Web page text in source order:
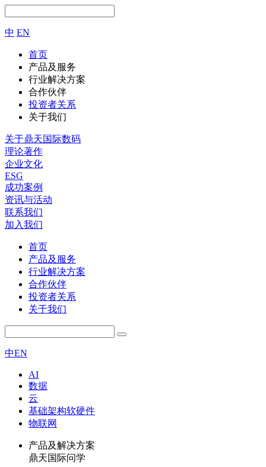
中 EN
首页
产品及服务
行业解决方案
合作伙伴
投资者关系
关于我们
关于鼎天国际数码
理论著作
企业文化
ESG
成功案例
资讯与活动
联系我们
加入我们
首页
产品及服务
行业解决方案
合作伙伴
投资者关系
关于我们
中EN
AI
数据
云
基础架构软硬件
物联网
产品及解决方案
鼎天国际问学